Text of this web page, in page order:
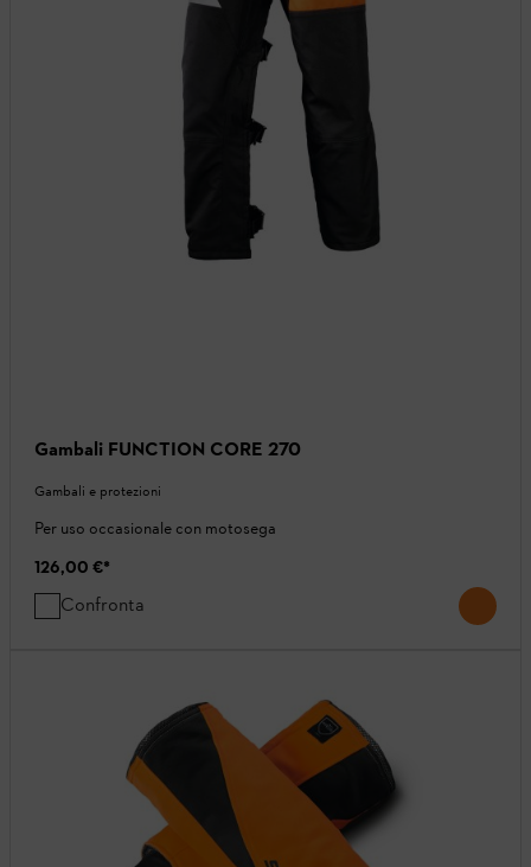
Gambali FUNCTION CORE 270
Gambali e protezioni
Per uso occasionale con motosega
126,00 €*
Confronta